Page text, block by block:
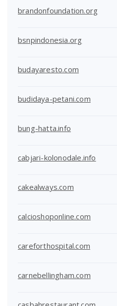
brandonfoundation.org
bsnpindonesia.org
budayaresto.com
budidaya-petani.com
bung-hatta.info
cabjari-kolonodale.info
cakealways.com
calcioshoponline.com
careforthospital.com
carnebellingham.com